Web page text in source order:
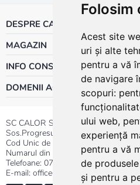
Folosim
Acest site
uri și alte
pentru a vă
de navigare
scopuri:
ului web,
experiență
pentru a vă
de
și pentru a
DESPRE CALOR
MAGAZIN
INFO CONSUMATOR
DOMENII ACTIVITATE
SC CALOR SRL
Sos.Progresului nr.30-40, Sector 5,
Cod Unic de Inregistrare: RO
Numarul din Registrul
Telefoane: 0737.23.44.44|
E-mail: office@calor.ro